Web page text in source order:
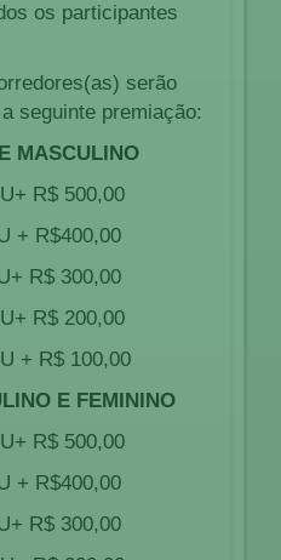
os participantes
serão
seguinte premiação:
MASCULINO
R$ 500,00
+ R$400,00
R$ 300,00
R$ 200,00
+ R$ 100,00
E FEMININO
R$ 500,00
+ R$400,00
R$ 300,00